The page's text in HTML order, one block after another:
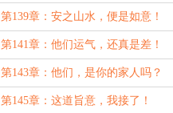
第139章：安之山水，便是如意！
第141章：他们运气，还真是差！
第143章：他们，是你的家人吗？
第145章：这道旨意，我接了！